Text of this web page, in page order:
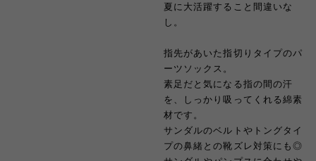
夏に大活躍すること間違いな
し。
指先があいた指切りタイプのパ
ーツソックス。
素足だと気になる指の間の汗
を、しっかり吸ってくれる綿素
材です。
サンダルのベルトやトングタイ
プの鼻緒との靴ズレ対策にも◎